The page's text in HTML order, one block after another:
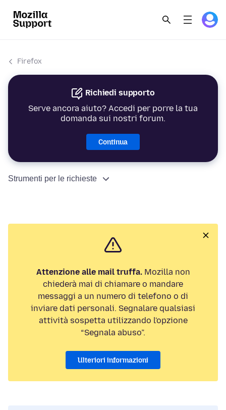
Firefox
Richiedi supporto
Serve ancora aiuto? Accedi per porre la tua
domanda sui nostri forum.
Continua
Strumenti per le richieste
Attenzione alle mail truffa.Mozilla non
chiederà mai di chiamare o mandare
messaggi a un numero di telefono o di
inviare dati personali. Segnalare qualsiasi
attività sospetta utilizzando l'opzione
“Segnala abuso”.
Ulteriori informazioni